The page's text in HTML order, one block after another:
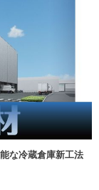
な冷蔵倉庫新工法